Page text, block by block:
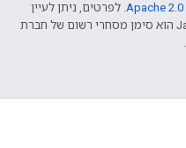
Apache 2.0. לפרטים, ניתן לעיין
.‏ Java הוא סימן מסחרי רשום של חברת